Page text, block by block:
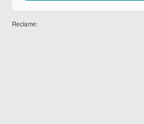
Reclame: